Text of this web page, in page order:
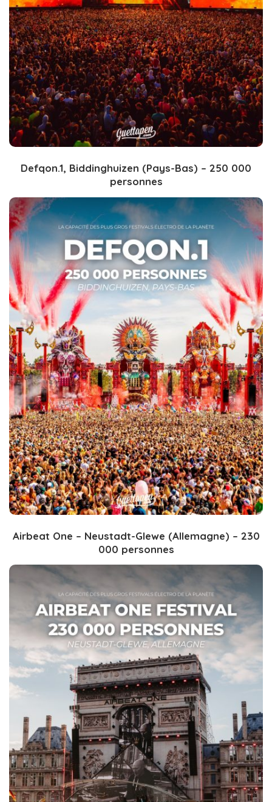
Defqon.1, Biddinghuizen (Pays-Bas) – 250 000
personnes
Airbeat One – Neustadt-Glewe (Allemagne) – 230
000 personnes